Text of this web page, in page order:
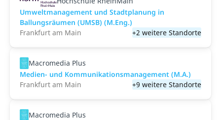
Umweltmanagement und Stadtplanung in
Ballungsräumen (UMSB) (M.Eng.)
Frankfurt am Main
+2 weitere Standorte
Macromedia Plus
Medien- und Kommunikations­management (M.A.)
Frankfurt am Main
+9 weitere Standorte
Macromedia Plus